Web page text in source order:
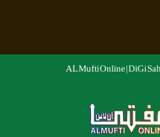
DiGi